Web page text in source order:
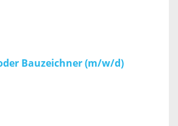
Bauzeichner (m/w/d)